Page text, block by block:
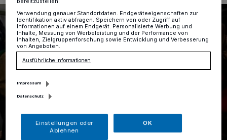
Verwendung genauer Standortdaten. Endgeräteeigenschaften zur
Identifikation aktiv abfragen. Speichern von oder Zugriff auf
Informationen auf einem Endgerät. Personalisierte Werbung und
Inhalte, Messung von Werbeleistung und der Performance von
Inhalten, Zielgruppenforschung sowie Entwicklung und Verbesserung
von Angeboten.
Ausführliche Informationen
Impressum
Datenschutz
Einstellungen oder
Ablehnen
OK